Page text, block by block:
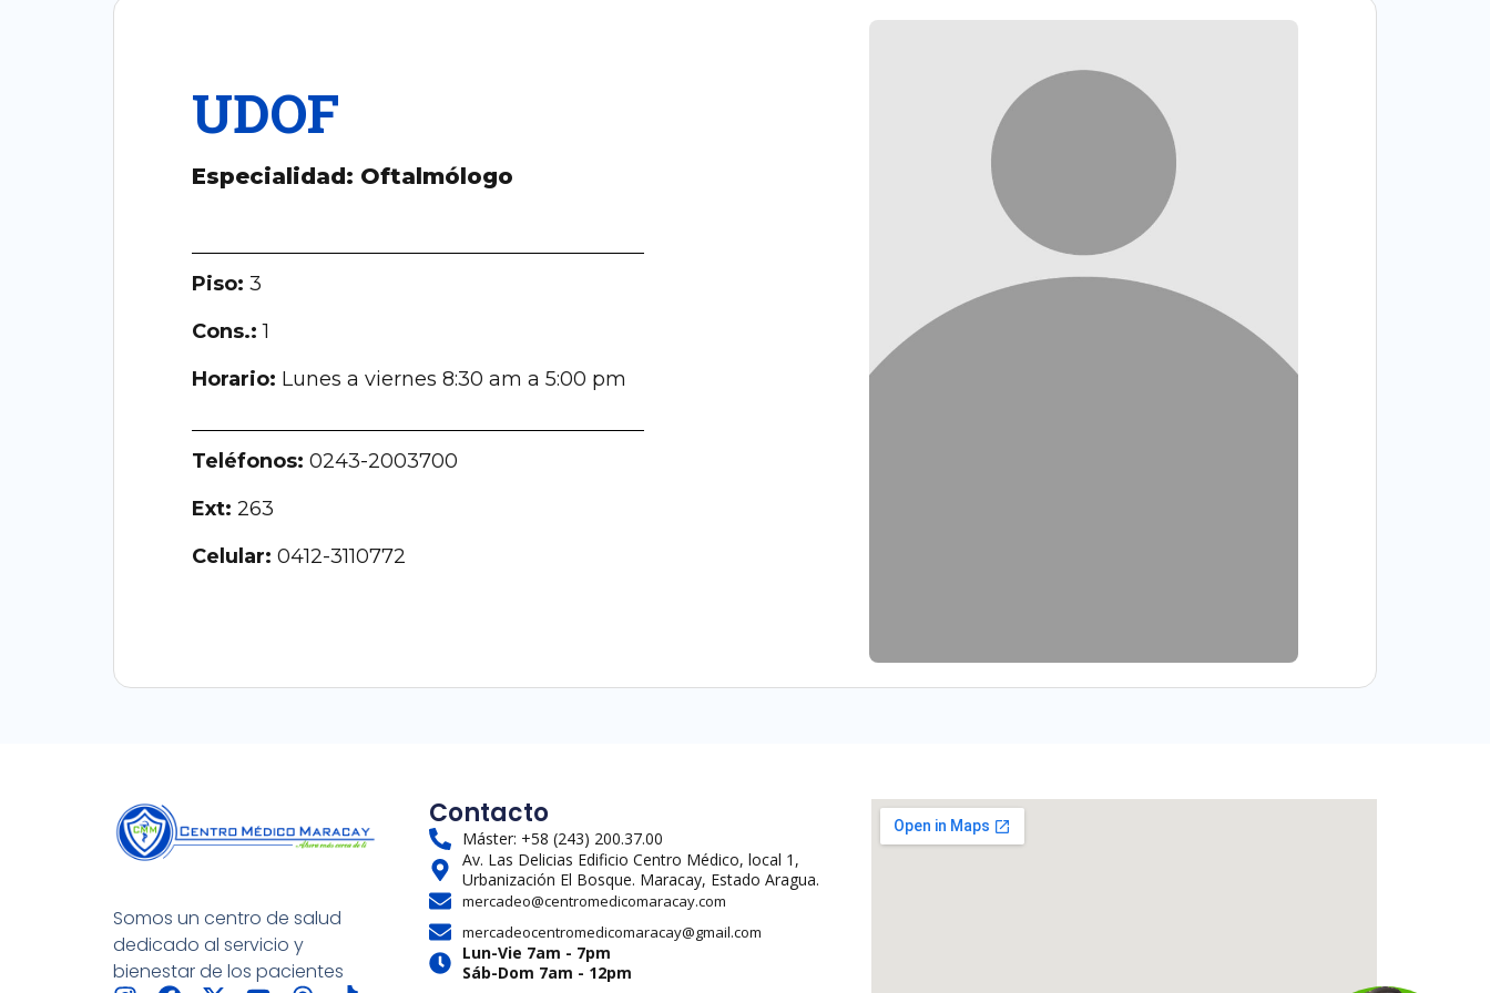
UDOF
Especialidad: Oftalmólogo
Piso: 3
Cons.: 1
Horario: Lunes a viernes 8:30 am a 5:00 pm
Teléfonos: 0243-2003700
Ext: 263
Celular: 0412-3110772
Somos un centro de salud
dedicado al servicio y
bienestar de los pacientes
Contacto
Máster: +58 (243) 200.37.00
Av. Las Delicias Edificio Centro Médico, local 1,
Urbanización El Bosque. Maracay, Estado Aragua.
mercadeo@centromedicomaracay.com
mercadeocentromedicomaracay@gmail.com
Lun-Vie 7am - 7pm
Sáb-Dom 7am - 12pm